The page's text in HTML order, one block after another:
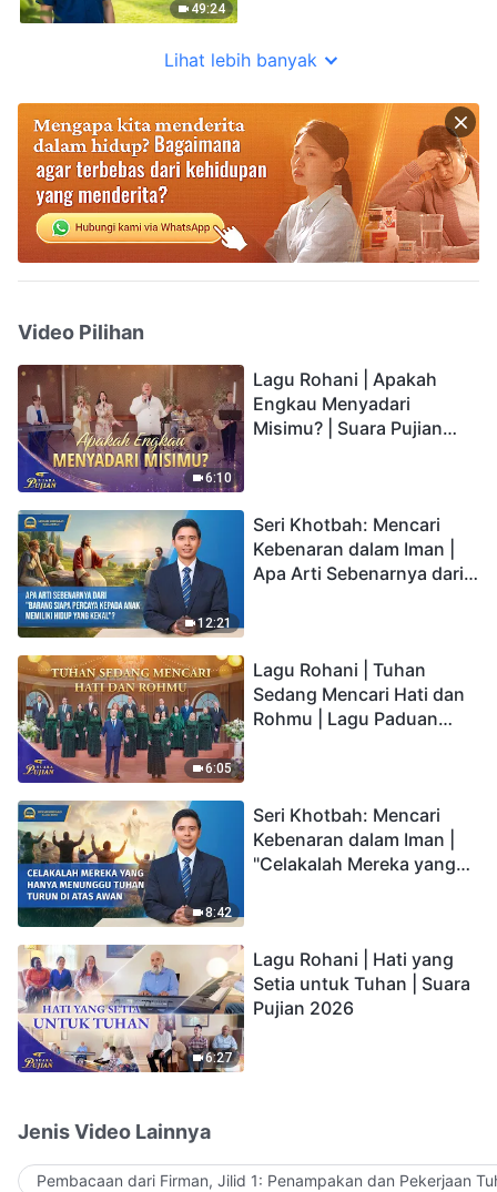
49:24
Lihat lebih banyak
Video Pilihan
6:10
Lagu Rohani | Apakah
Engkau Menyadari
Misimu? | Suara Pujian
12:21
Seri Khotbah: Mencari
Kebenaran dalam Iman |
Apa Arti Sebenarnya dari
6:05
Lagu Rohani | Tuhan
Sedang Mencari Hati dan
Rohmu | Lagu Paduan
8:42
Seri Khotbah: Mencari
Kebenaran dalam Iman |
"Celakalah Mereka yang
6:27
Lagu Rohani | Hati yang
Setia untuk Tuhan | Suara
Pujian 2026
Jenis Video Lainnya
Pembacaan dari Firman, Jilid 1: Penampakan dan Pekerjaan